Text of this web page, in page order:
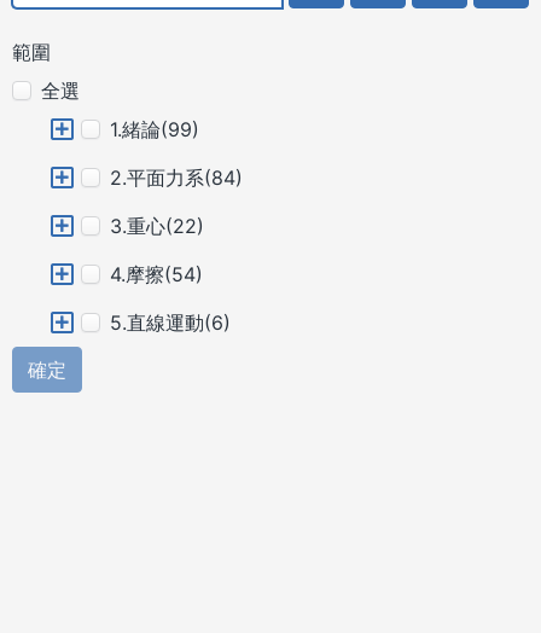
範圍
全選
1.緒論(99)
2.平面力系(84)
3.重心(22)
4.摩擦(54)
5.直線運動(6)
確定